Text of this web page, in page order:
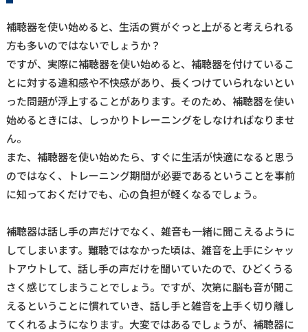
補聴器を使い始めると、生活の質がぐっと上がると考えられる
方も多いのではないでしょうか？
ですが、実際に補聴器を使い始めると、補聴器を付けているこ
とに対する違和感や不快感があり、長くつけていられないとい
った問題が浮上することがあります。そのため、補聴器を使い
始めるときには、しっかりトレーニングをしなければなりませ
ん。
また、補聴器を使い始めたら、すぐに生活が快適になると思う
のではなく、トレーニング期間が必要であるということを事前
に知っておくだけでも、心の負担が軽くなるでしょう。
補聴器は話し手の声だけでなく、雑音も一緒に聞こえるように
してしまいます。難聴ではなかった頃は、雑音を上手にシャッ
トアウトして、話し手の声だけを聞いていたので、ひどくうる
さく感じてしまうことでしょう。ですが、次第に脳も音が聞こ
えるということに慣れていき、話し手と雑音を上手く切り離し
てくれるようになります。大変ではあるでしょうが、補聴器に